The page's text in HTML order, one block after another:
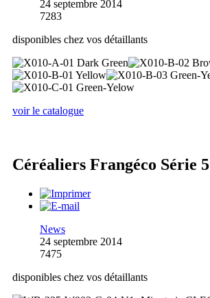
24 septembre 2014
7283
disponibles chez vos détaillants
voir le catalogue
Céréaliers Frangéco Série 5
News
24 septembre 2014
7475
disponibles chez vos détaillants